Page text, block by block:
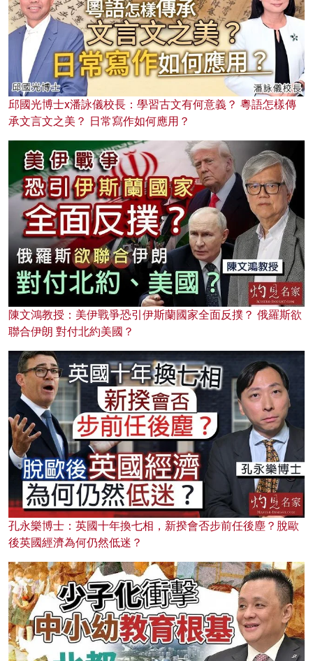
邱國光博士x潘詠儀校長：學習古文有何意義？ 粵語怎樣傳
承文言文之美？ 日常寫作如何應用？
陳文鴻教授：美伊戰爭恐引伊斯蘭國家全面反撲？ 俄羅斯欲
聯合伊朗 對付北約美國？
孔永樂博士：英國十年換七相，新揆會否步前任後塵？脫歐
後英國經濟為何仍然低迷？